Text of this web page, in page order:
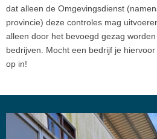
dat alleen de Omgevingsdienst
provincie) deze controles mag
alleen door het bevoegd gezag
bedrijven. Mocht een bedrijf je
op in!